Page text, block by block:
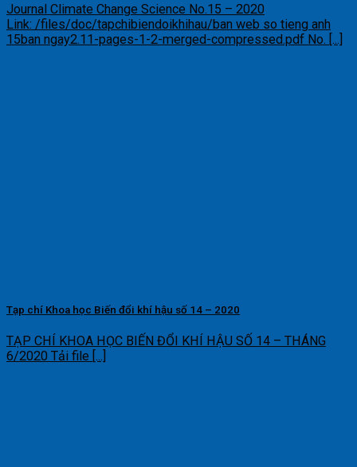
Journal Climate Change Science No.15 – 2020
Link: /files/doc/tapchibiendoikhihau/ban web so tieng anh
15ban ngay2.11-pages-1-2-merged-compressed.pdf No. [...]
Tạp chí Khoa học Biến đổi khí hậu số 14 – 2020
TẠP CHÍ KHOA HỌC BIẾN ĐỔI KHÍ HẬU SỐ 14 – THÁNG
6/2020 Tải file [...]